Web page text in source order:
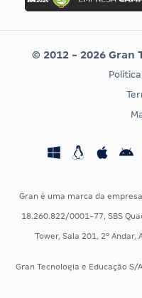
Concurso MPU
Editais publicados
CONCURSOS POR
Concursos Fiscais
Residência Multiprofissional
© 2012 - 2026 Gran
Gran é uma marca da empresa
18.260.822/0001-77, SBS
Tower, Sala 201, 2º Andar,
Gran Tecnologia e Educação